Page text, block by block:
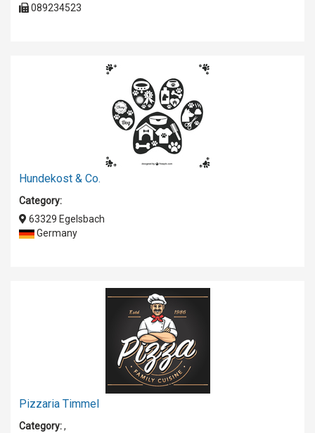
089234523
Hundekost & Co.
Category:
63329 Egelsbach
Germany
Pizzaria Timmel
Category:,